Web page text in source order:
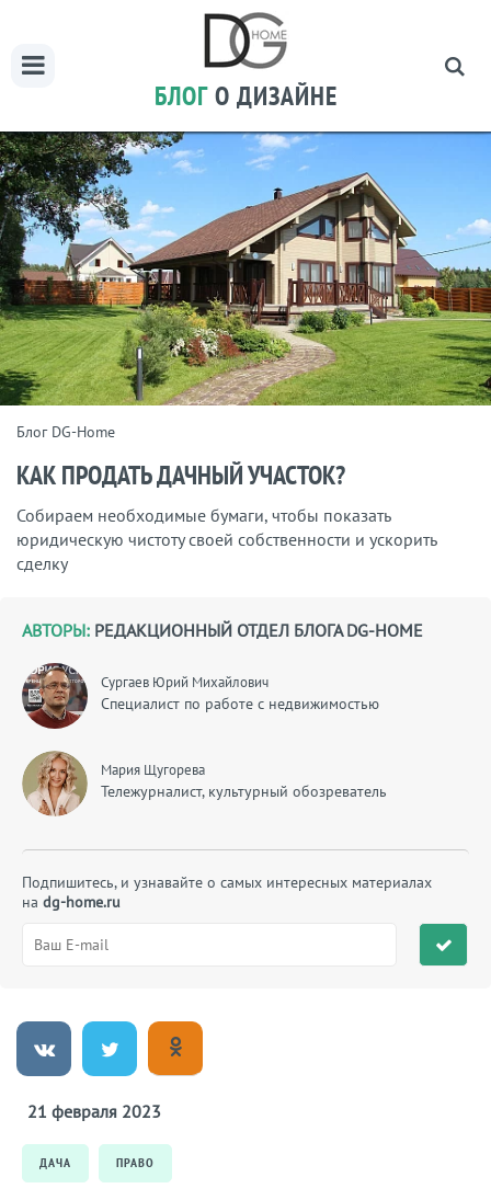
БЛОГ О ДИЗАЙНЕ
Блог DG-Home
КАК ПРОДАТЬ ДАЧНЫЙ УЧАСТОК?
Собираем необходимые бумаги, чтобы показать
юридическую чистоту своей собственности и ускорить
сделку
АВТОРЫ: РЕДАКЦИОННЫЙ ОТДЕЛ БЛОГА DG-HOME
Сургаев Юрий Михайлович
Специалист по работе с недвижимостью
Мария Щугорева
Тележурналист, культурный обозреватель
Подпишитесь, и узнавайте о самых интересных материалах
на dg-home.ru
21 февраля 2023
ДАЧА ПРАВО